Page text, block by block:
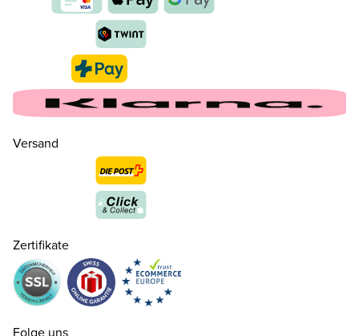
CHF 160.00
36 CHF 160.00
CHF 160.00
Versand
Zertifikate